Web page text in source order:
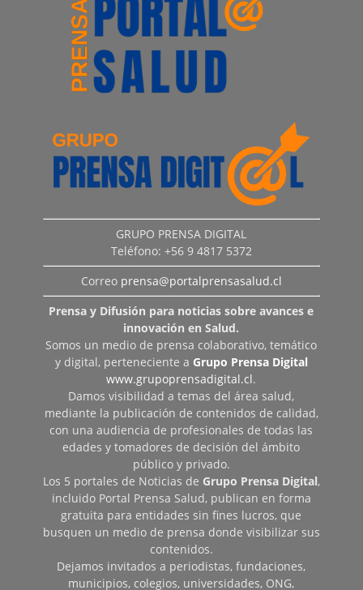
GRUPO PRENSA DIGITAL
Teléfono: +56 9 4817 5372
Correo prensa@portalprensasalud.cl
Prensa y Difusión para noticias sobre avances e
innovación en Salud.
Somos un medio de prensa colaborativo, temático
y digital, perteneciente a Grupo Prensa Digital
www.grupoprensadigital.cl.
Damos visibilidad a temas del área salud,
mediante la publicación de contenidos de calidad,
con una audiencia de profesionales de todas las
edades y tomadores de decisión del ámbito
público y privado.
Los 5 portales de Noticias de Grupo Prensa Digital,
incluido Portal Prensa Salud, publican en forma
gratuita para entidades sin fines lucros, que
busquen un medio de prensa donde visibilizar sus
contenidos.
Dejamos invitados a periodistas, fundaciones,
municipios, colegios, universidades, ONG,